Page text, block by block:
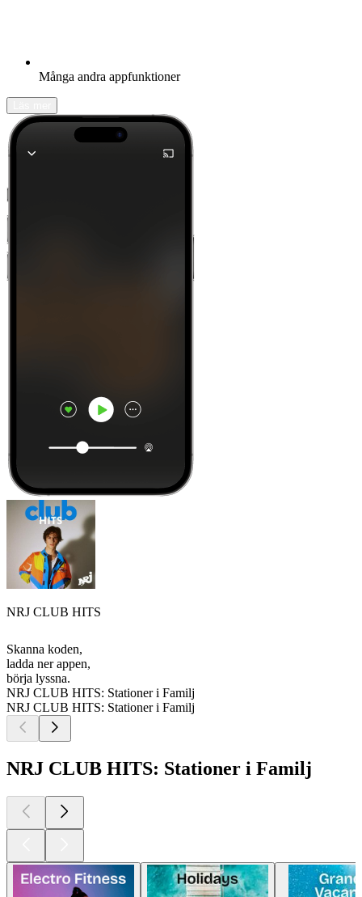
Många andra appfunktioner
NRJ CLUB HITS
Skanna koden,
ladda ner appen,
börja lyssna.
NRJ CLUB HITS: Stationer i Familj
NRJ CLUB HITS: Stationer i Familj
NRJ CLUB HITS: Stationer i Familj